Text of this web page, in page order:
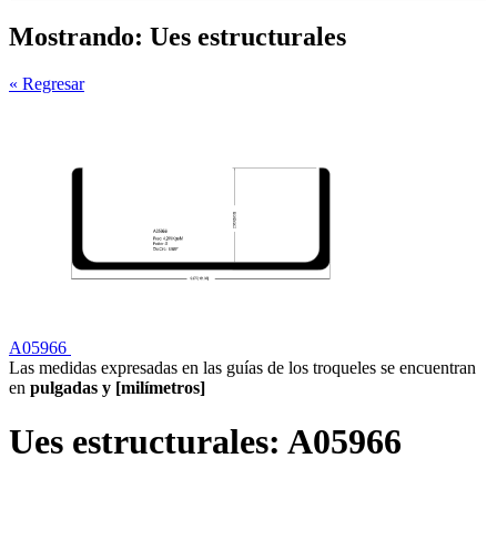
Mostrando: Ues estructurales
« Regresar
A05966
Las medidas expresadas en las guías de los troqueles se encuentran
en pulgadas y [milímetros]
Ues estructurales: A05966